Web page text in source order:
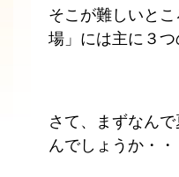
そこが難しいと
場」には主に３つ
さて、まずなん
んでしょうか・・